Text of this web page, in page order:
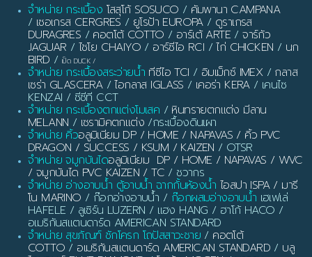
จำหน่าย กระเบื้อง โสสุโก้ SOSUCO / คัมพานา CAMPANA
/ เซอเกรส CERGRES / ยูโรป้า EUROPA/ ดูราเกรส
DURAGRES / คอตโต้ COTTO / อาร์เต้ ARTE /จาร์กัว
JAGUAR / ไชโย CHAIYO / อาร์ซีไอ RCI /ไก่ CHICKEN / นก
BIRD / เป็ด DUCK /
จำหน่าย กระเบื้องสระว่ายน้ำ ทีซีไอ TCI / อิมเม็กซ์ IMEX/ กลาส
เซร่า GLASCERA/ไอกลาส IGLASS / เคอร่า KERA/ เคนไซ
KENZAI / ซีซีที CCT
จำหน่าย กระเบื้องตกแต่งโมเสค / หินทรายตกแต่ง มีลาน
MELANN / เซรามิคตกแต่ง /กระเบื้องดินเผา
จำหน่าย คิ้วอลูมิเนียม DP / HOME / NAPAVAS / คิ้ว PVC
DRAGON / SUCCESS / KSUM / KAIZEN / OTSR
จำหน่าย จมูกบันไดอลูมิเนียม DP / HOME / NAPAVAS / WVC
/ จมูกบันได PVC KAIZEN / TC / ชวากร
จำหน่าย อ่างอาบน้ำ ตู้อาบน้ำ ฉากกั้นห้องน้ำ ไอสปา ISPA / มารี
โน MARINO / ก๊อกอ่างอาบน้ำ / ก๊อกผสมอ่างอาบน้ำ เฮเฟเล่
HAFELE / ลูเซิร์น LUZERN / แฮง HANG / ฮาโก้ HACO /
อเมริกันสแตนดาร์ด AMERICAN STANDARD
จำหน่าย สุขภัณฑ์ ชักโครก โถปัสสาวะชาย / คอตโต้
COTTO / อเมริกันสแตนดาร์ด AMERICAN STANDARD / บลู